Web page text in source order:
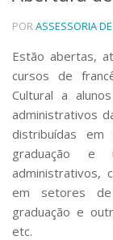
Pessoas
Ensino
Graduação
Pós-
Educação a
Cursos de
Pesquisa e
Linhas de
Centros,
Pós-
PORASSESSORIA
Estão abertas,
cursos de
Cultural a
administrativos
distribuídas
graduação e
administrativos,
em setores de
graduação e
etc.